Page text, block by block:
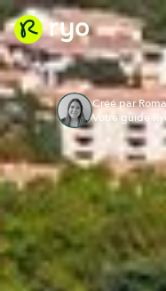
Créé par
Votre guide